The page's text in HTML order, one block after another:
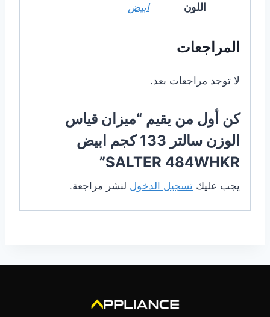
اللون ابيض
المراجعات
لا توجد مراجعات بعد.
كن أول من يقيم “ميزان قياس
الوزن سالتر 133 كجم ابيض
SALTER 484WHKR”
يجب عليك تسجيل الدخول لنشر مراجعة.